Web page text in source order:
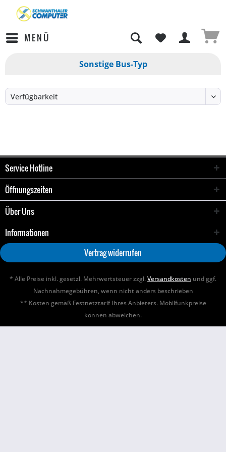
MENÜ
Sonstige Bus-Typ
Service Hotline
Öffnungszeiten
Über Uns
Informationen
Vertrag widerrufen
* Alle Preise inkl. gesetzl. Mehrwertsteuer zzgl.Versandkosten und ggf.
Nachnahmegebühren, wenn nicht anders beschrieben
** Kosten gemäß Festnetztarif Ihres Anbieters. Mobilfunkpreise
können abweichen.